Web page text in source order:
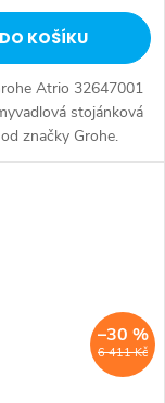
DO KOŠÍKU
Atrio 32647001
stojánková
značky Grohe.
Typ baterie:
6 411 Kč
–30 %